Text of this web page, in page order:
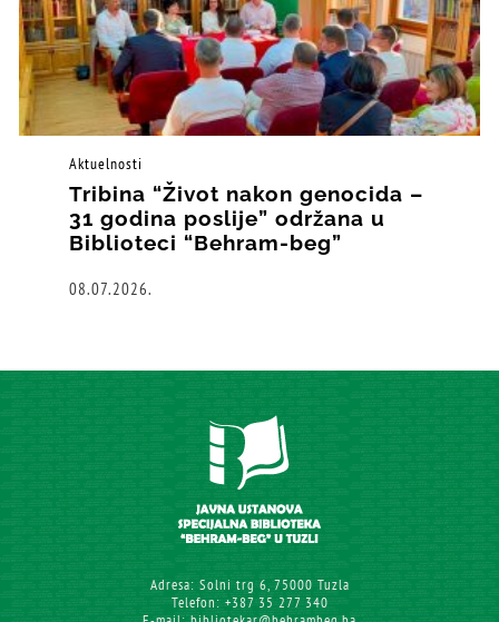
Aktuelnosti
Tribina “Život nakon genocida –
31 godina poslije” održana u
Biblioteci “Behram-beg”
08.07.2026.
Adresa: Solni trg 6, 75000 Tuzla
Telefon: +387 35 277 340